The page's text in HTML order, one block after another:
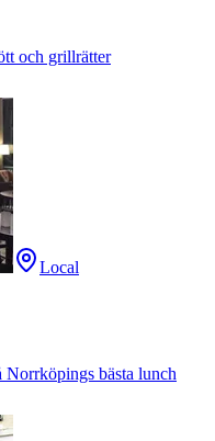
och grillrätter
Local
bästa lunch